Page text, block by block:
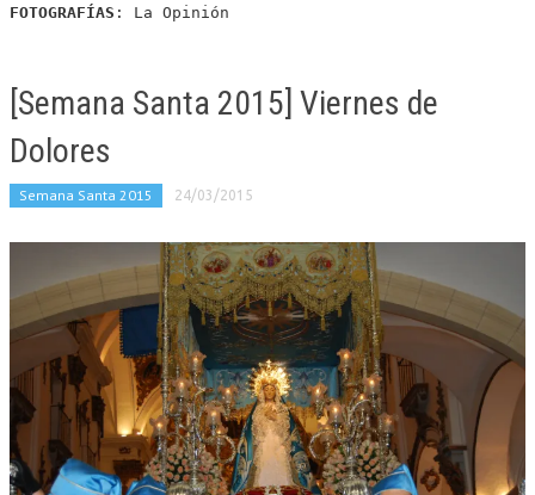
FOTOGRAFÍAS : La Opinión
[Semana Santa 2015] Viernes de
Dolores
Semana Santa 2015 24/03/2015